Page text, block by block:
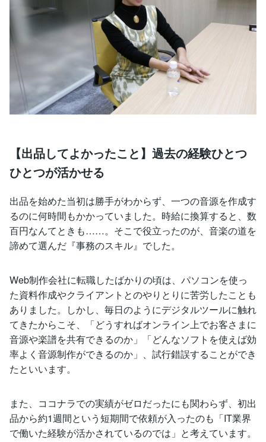
【出品してよかったこと】過去の経験ひとつ
ひとつが活かせる
出品を始めた当初は勝手がわからず、一つの音源を作成す
るのに何時間もかかっていました。時給に換算すると、数
百円なんてときも……。そこで役立ったのが、音楽の道を
諦めて選んだ『事務のスキル』でした。
Web制作会社に転職したばかりの頃は、パソコンを使っ
た資料作成やクライアントとのやりとりに苦労したことも
ありました。しかし、毎日のようにデジタルツールに触れ
てきたからこそ、「どうすればオンライン上でお客さまに
音源や楽譜を共有できるのか」「どんなソフトを使えば効
率よく音源制作ができるのか」、試行錯誤することができ
たといいます。
また、ココナラでの実績がゼロだったにも関わらず、初出
品から約1週間という短期間で依頼が入ったのも「IT業界
で働いた経験が活かされているのでは」と考えています。